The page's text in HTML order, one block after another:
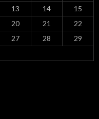
13 14
15
20 21
22
27 28
29